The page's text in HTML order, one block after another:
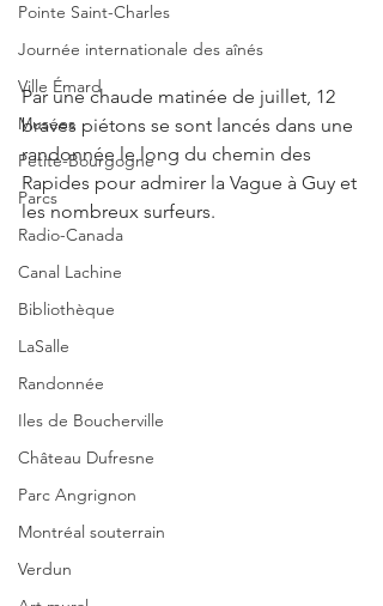
Pointe Saint-Charles
Journée internationale des aînés
Ville Émard
Musées
Petite-Bourgogne
Parcs
Radio-Canada
Canal Lachine
Bibliothèque
LaSalle
Randonnée
Iles de Boucherville
Château Dufresne
Parc Angrignon
Montréal souterrain
Verdun
Par une chaude matinée de juillet, 12
braves piétons se sont lancés dans une
randonnée le long du chemin des
Rapides pour admirer la Vague à Guy et
les nombreux surfeurs.